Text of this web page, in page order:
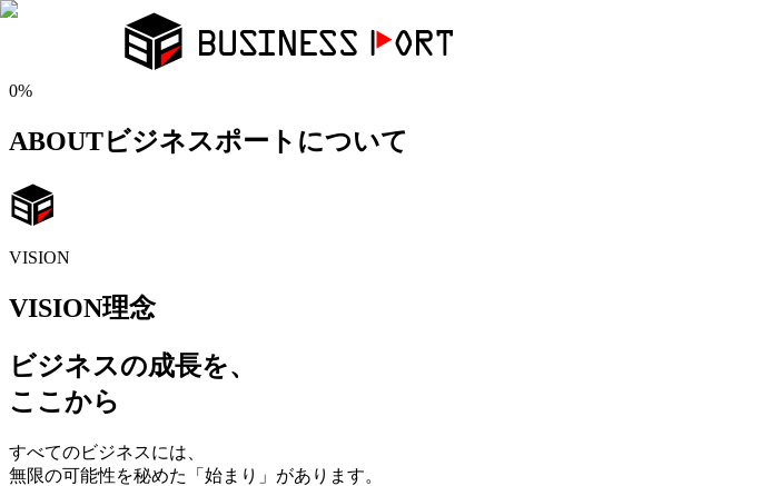
0%
ABOUTビジネスポートについて
VISION
VISION理念
ビジネスの成長を、
ここから
すべてのビジネスには、
無限の可能性を秘めた「始まり」があります。